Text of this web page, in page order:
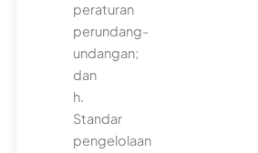
peraturan
perundang-
undangan;
dan
h.
Standar
pengelolaan